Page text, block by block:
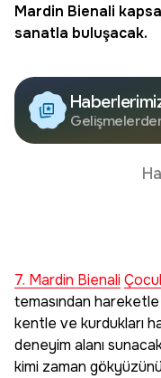
Mardin Bienali
sanatla buluşacak.
Google'da
Edin
7. Mardin Bienali
temasından
kentle ve kurdukları
deneyim alanı
kimi zaman